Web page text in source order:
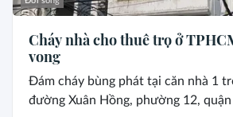
Cháy nhà cho thuê trọ ở
vong
Đám cháy bùng phát tại căn nhà 1
đường Xuân Hồng, phường 12, quận